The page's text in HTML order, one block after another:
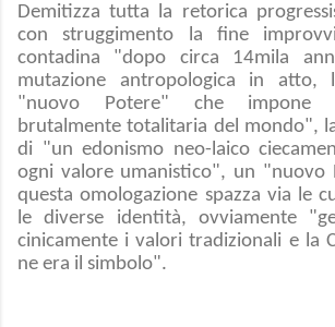
Demitizza tutta la retorica
con struggimento la fine
contadina "dopo circa 14mila
mutazione antropologica in atto,
"nuovo Potere" che impone
brutalmente totalitaria del mondo",
di "un edonismo neo-laico
ogni valore umanistico", un "nuovo
questa omologazione spazza via le
le diverse identità, ovviamente
cinicamente i valori tradizionali e la
ne era il simbolo".